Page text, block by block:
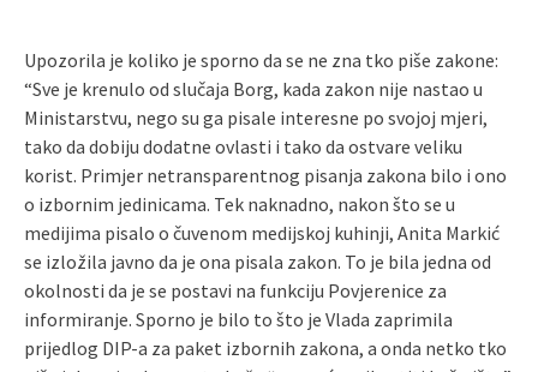
Upozorila je koliko je sporno da se ne zna tko piše zakone:
“Sve je krenulo od slučaja Borg, kada zakon nije nastao u
Ministarstvu, nego su ga pisale interesne po svojoj mjeri,
tako da dobiju dodatne ovlasti i tako da ostvare veliku
korist. Primjer netransparentnog pisanja zakona bilo i ono
o izbornim jedinicama. Tek naknadno, nakon što se u
medijima pisalo o čuvenom medijskoj kuhinji, Anita Markić
se izložila javno da je ona pisala zakon. To je bila jedna od
okolnosti da je se postavi na funkciju Povjerenice za
informiranje. Sporno je bilo to što je Vlada zaprimila
prijedlog DIP-a za paket izbornih zakona, a onda netko tko